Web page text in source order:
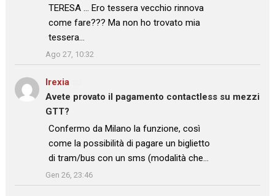
TERESA … Ero tessera vecchio rinnova
come fare??? Ma non ho trovato mia
tessera…
Ago 27, 10:32
Irexia
Avete provato il pagamento contactless su mezzi
GTT?
: “
Confermo da Milano la funzione, così
come la possibilità di pagare un biglietto
di tram/bus con un sms (modalità che…
”
Gen 26, 23:46